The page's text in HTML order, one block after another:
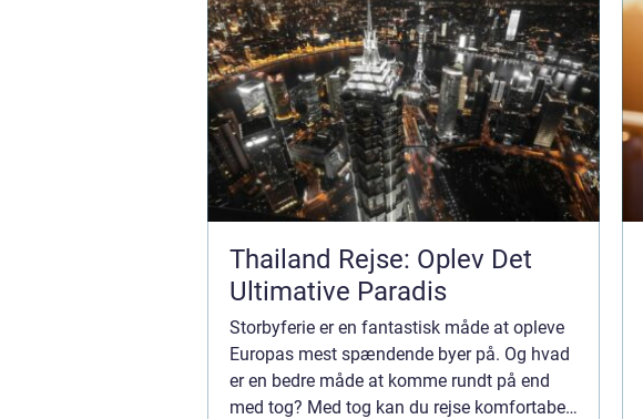
Thailand Rejse: Oplev Det
Ultimative Paradis
Storbyferie er en fantastisk måde at opleve
Europas mest spændende byer på. Og hvad
er en bedre måde at komme rundt på end
med tog? Med tog kan du rejse komfortabelt